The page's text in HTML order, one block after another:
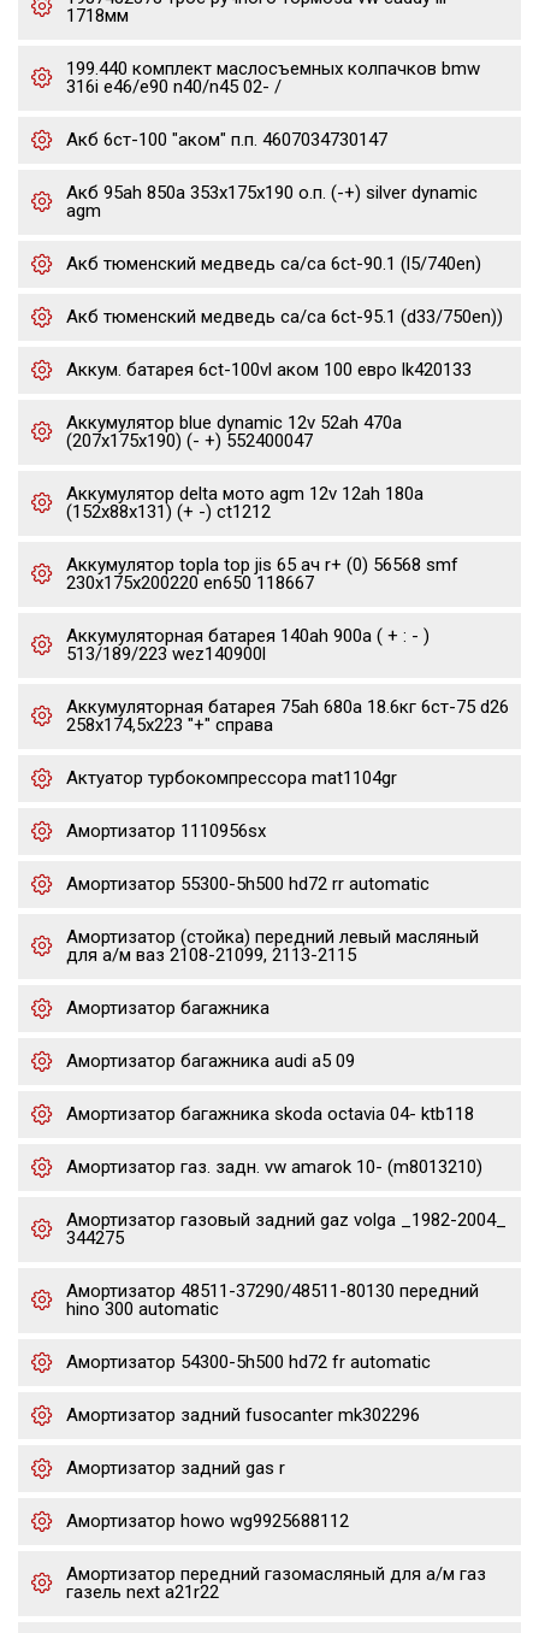
1718мм
199.440 комплект маслосъемных колпачков bmw
316i e46/e90 n40/n45 02- /
Акб 6ст-100 "аком" п.п. 4607034730147
Акб 95ah 850a 353x175x190 о.п. (-+) silver dynamic
agm
Акб тюменский медведь ca/ca 6ct-90.1 (l5/740en)
Акб тюменский медведь ca/ca 6ct-95.1 (d33/750en))
Аккум. батарея 6ct-100vl аком 100 евро lk420133
Аккумулятор blue dynamic 12v 52ah 470a
(207x175x190) (- +) 552400047
Аккумулятор delta мото agm 12v 12ah 180a
(152x88x131) (+ -) ct1212
Аккумулятор topla top jis 65 ач r+ (0) 56568 smf
230x175x200220 en650 118667
Аккумуляторная батарея 140ah 900a ( + : - )
513/189/223 wez140900l
Аккумуляторная батарея 75ah 680a 18.6кг 6ст-75 d26
258x174,5x223 "+" справа
Актуатор турбокомпрессора mat1104gr
Амортизатор 1110956sx
Амортизатор 55300-5h500 hd72 rr automatic
Амортизатор (стойка) передний левый масляный
для а/м ваз 2108-21099, 2113-2115
Амортизатор багажника
Амортизатор багажника audi a5 09
Амортизатор багажника skoda octavia 04- ktb118
Амортизатор газ. задн. vw amarok 10- (m8013210)
Амортизатор газовый задний gaz volga _1982-2004_
344275
Амортизатор 48511-37290/48511-80130 передний
hino 300 automatic
Амортизатор 54300-5h500 hd72 fr automatic
Амортизатор задний fusocanter mk302296
Амортизатор задний gas r
Амортизатор howo wg9925688112
Амортизатор передний газомасляный для а/м газ
газель next a21r22